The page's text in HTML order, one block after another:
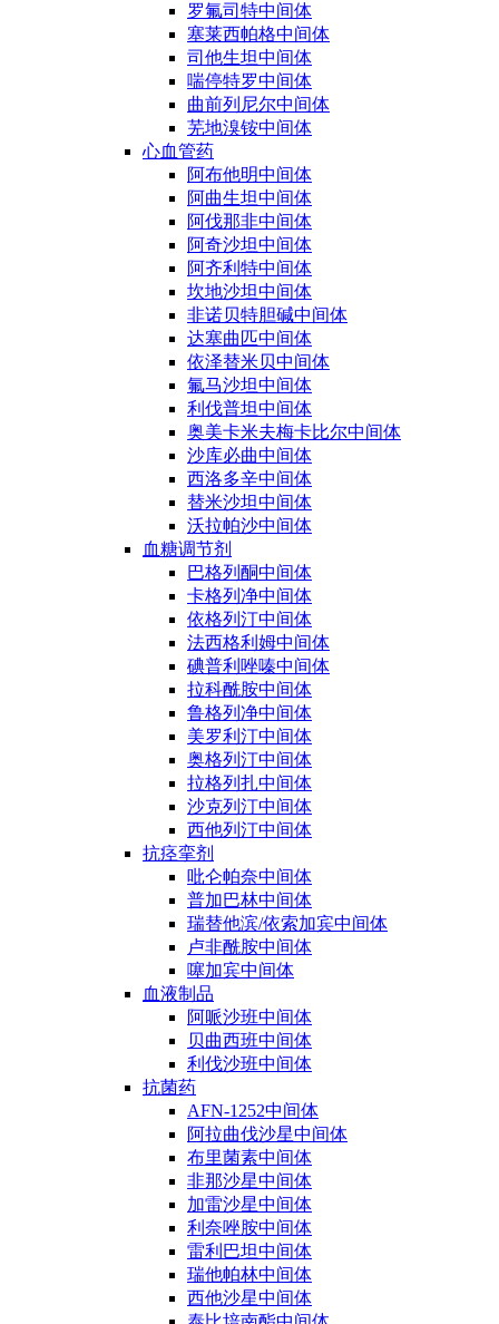
罗氟司特中间体
塞莱西帕格中间体
司他生坦中间体
喘停特罗中间体
曲前列尼尔中间体
芜地溴铵中间体
心血管药
阿布他明中间体
阿曲生坦中间体
阿伐那非中间体
阿奇沙坦中间体
阿齐利特中间体
坎地沙坦中间体
非诺贝特胆碱中间体
达塞曲匹中间体
依泽替米贝中间体
氟马沙坦中间体
利伐普坦中间体
奥美卡米夫梅卡比尔中间体
沙库必曲中间体
西洛多辛中间体
替米沙坦中间体
沃拉帕沙中间体
血糖调节剂
巴格列酮中间体
卡格列净中间体
依格列汀中间体
法西格利姆中间体
碘普利唑嗪中间体
拉科酰胺中间体
鲁格列净中间体
美罗利汀中间体
奥格列汀中间体
拉格列扎中间体
沙克列汀中间体
西他列汀中间体
抗痉挛剂
吡仑帕奈中间体
普加巴林中间体
瑞替他滨/依索加宾中间体
卢非酰胺中间体
噻加宾中间体
血液制品
阿哌沙班中间体
贝曲西班中间体
利伐沙班中间体
抗菌药
AFN-1252中间体
阿拉曲伐沙星中间体
布里菌素中间体
非那沙星中间体
加雷沙星中间体
利奈唑胺中间体
雷利巴坦中间体
瑞他帕林中间体
西他沙星中间体